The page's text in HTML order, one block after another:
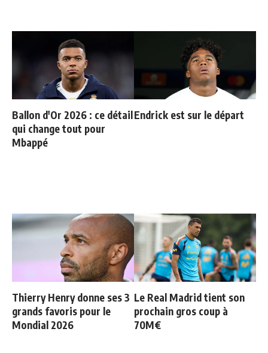
Ballon d'Or 2026 : ce détail
qui change tout pour
Mbappé
Endrick est sur le départ
Thierry Henry donne ses 3
grands favoris pour le
Mondial 2026
Le Real Madrid tient son
prochain gros coup à
70M€